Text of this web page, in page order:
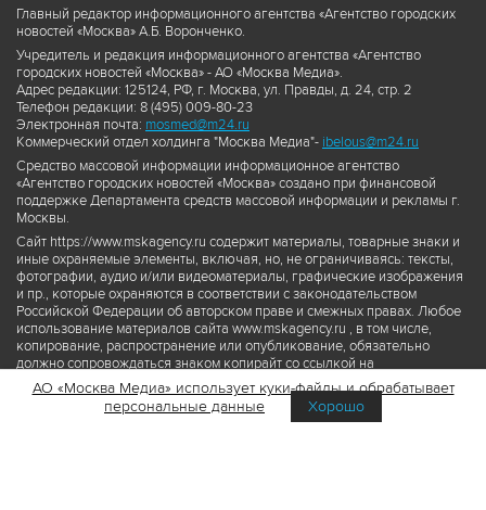
Главный редактор информационного агентства «Агентство городских
новостей «Москва» А.Б. Воронченко.
Учредитель и редакция информационного агентства «Агентство
городских новостей «Москва» - АО «Москва Медиа».
Адрес редакции: 125124, РФ, г. Москва, ул. Правды, д. 24, стр. 2
Телефон редакции: 8 (495) 009-80-23
Электронная почта: mosmed@m24.ru
Коммерческий отдел холдинга "Москва Медиа"- ibelous@m24.ru
Средство массовой информации информационное агентство
«Агентство городских новостей «Москва» создано при финансовой
поддержке Департамента средств массовой информации и рекламы г.
Москвы.
Сайт https://www.mskagency.ru содержит материалы, товарные знаки и
иные охраняемые элементы, включая, но, не ограничиваясь: тексты,
фотографии, аудио и/или видеоматериалы, графические изображения
и пр., которые охраняются в соответствии с законодательством
Российской Федерации об авторском праве и смежных правах. Любое
использование материалов сайта www.mskagency.ru , в том числе,
копирование, распространение или опубликование, обязательно
должно сопровождаться знаком копирайт со ссылкой на
правообладателя © АО «Москва Медиа», а также гиперссылкой на сайт
www.mskagency.ru как на первоисточник информации. Переработка
материалов сайта www.mskagency.ru не допускается.
АО «Москва Медиа» использует куки-файлы и обрабатывает
персональные данные
Хорошо